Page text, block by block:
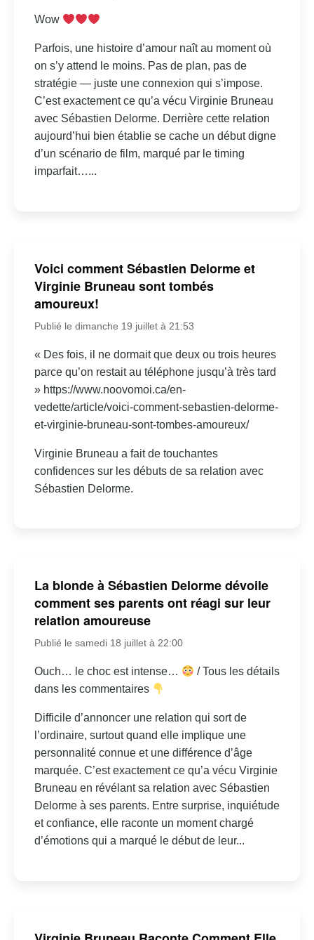
Wow
Parfois, une histoire d’amour naît au moment où
on s’y attend le moins. Pas de plan, pas de
stratégie — juste une connexion qui s’impose.
C’est exactement ce qu’a vécu Virginie Bruneau
avec Sébastien Delorme. Derrière cette relation
aujourd’hui bien établie se cache un début digne
d’un scénario de film, marqué par le timing
imparfait…...
Voici comment Sébastien Delorme et
Virginie Bruneau sont tombés
amoureux!
Publié le dimanche 19 juillet à 21:53
« Des fois, il ne dormait que deux ou trois heures
parce qu’on restait au téléphone jusqu’à très tard
» https://www.noovomoi.ca/en-
vedette/article/voici-comment-sebastien-delorme-
et-virginie-bruneau-sont-tombes-amoureux/
Virginie Bruneau a fait de touchantes
confidences sur les débuts de sa relation avec
Sébastien Delorme.
La blonde à Sébastien Delorme dévoile
comment ses parents ont réagi sur leur
relation amoureuse
Publié le samedi 18 juillet à 22:00
Ouch… le choc est intense…
/ Tous les détails
dans les commentaires
Difficile d’annoncer une relation qui sort de
l’ordinaire, surtout quand elle implique une
personnalité connue et une différence d’âge
marquée. C’est exactement ce qu’a vécu Virginie
Bruneau en révélant sa relation avec Sébastien
Delorme à ses parents. Entre surprise, inquiétude
et confiance, elle raconte un moment chargé
d’émotions qui a marqué le début de leur...